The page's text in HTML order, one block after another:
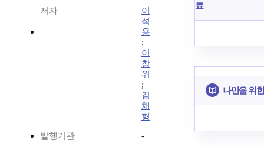
저자
이
석
용
;
이
창
위
;
김
채
형
발행기관 -
료
나만을 위